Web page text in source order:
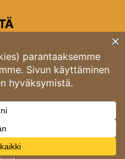
Helsinki
03 4246 5318
ver 2.4